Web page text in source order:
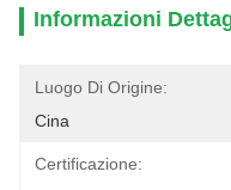
Informazioni
Luogo Di Origine:
Cina
Certificazione: